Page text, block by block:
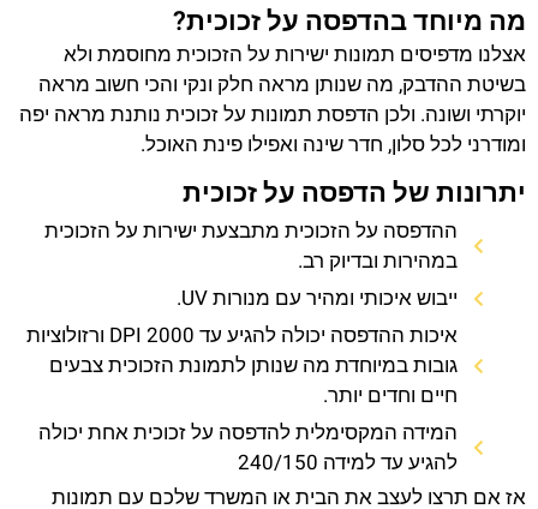
מה מיוחד בהדפסה על זכוכית?
אצלנו מדפיסים תמונות ישירות על הזכוכית מחוסמת ולא
בשיטת ההדבק, מה שנותן מראה חלק ונקי והכי חשוב מראה
יוקרתי ושונה. ולכן הדפסת תמונות על זכוכית נותנת מראה יפה
ומודרני לכל סלון, חדר שינה ואפילו פינת האוכל.
יתרונות של הדפסה על זכוכית
ההדפסה על הזכוכית מתבצעת ישירות על הזכוכית
במהירות ובדיוק רב.
ייבוש איכותי ומהיר עם מנורות UV.
איכות ההדפסה יכולה להגיע עד 2000 DPI ורזולוציות
גובות במיוחדת מה שנותן לתמונת הזכוכית צבעים
חיים וחדים יותר.
המידה המקסימלית להדפסה על זכוכית אחת יכולה
להגיע עד למידה 240/150
אז אם תרצו לעצב את הבית או המשרד שלכם עם תמונות